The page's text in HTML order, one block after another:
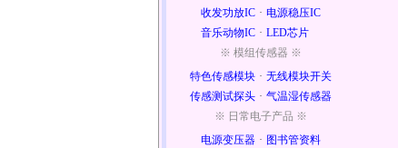
收发功放IC · 电源稳压IC
音乐动物IC · LED芯片
※ 模组传感器 ※
特色传感模块 · 无线模块开关
传感测试探头 · 气温湿传感器
※ 日常电子产品 ※
电源变压器 · 图书管资料